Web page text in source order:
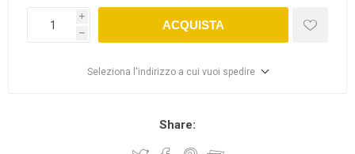
i
h
ACQUISTA
Seleziona l'indirizzo a cui vuoi spedire
Share: